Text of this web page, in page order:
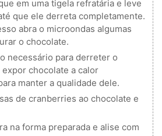
em uma tigela refratária e leve
que ele derreta completamente.
abra o microondas algumas
o chocolate.
necessário para derreter o
chocolate a calor
manter a qualidade dele.
de cranberries ao chocolate e
na forma preparada e alise com